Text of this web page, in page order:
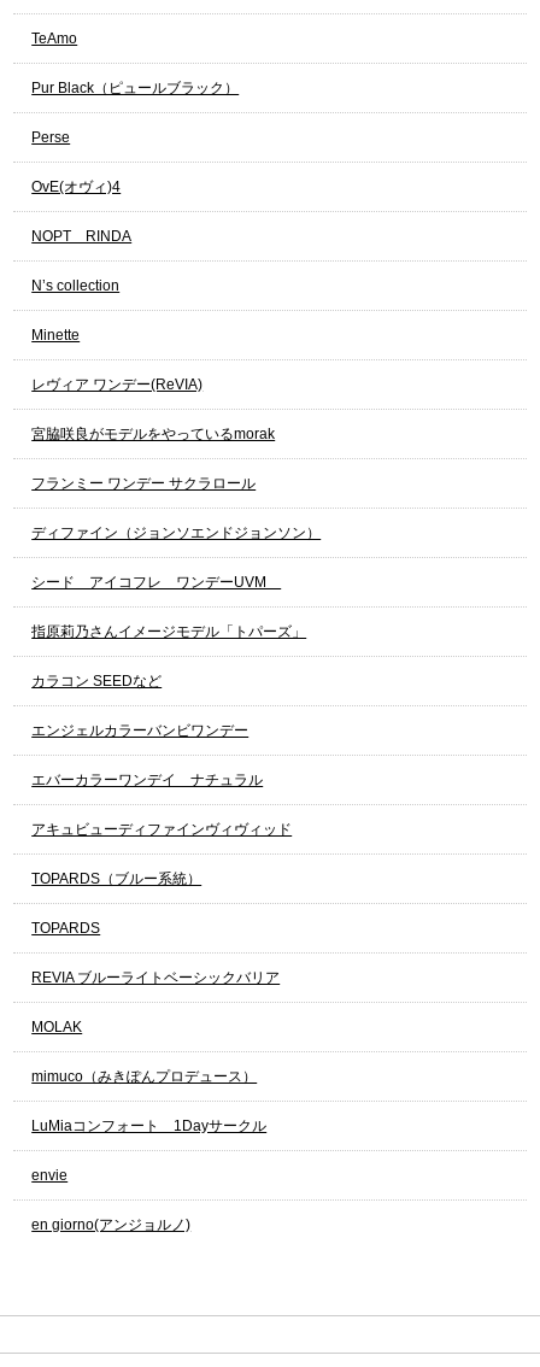
TeAmo
Pur Black（ピュールブラック）
Perse
OvE(オヴィ)4
NOPT RINDA
N’s collection
Minette
レヴィア ワンデー(ReVIA)
宮脇咲良がモデルをやっているmorak
フランミー ワンデー サクラロール
ディファイン（ジョンソエンドジョンソン）
シード アイコフレ ワンデーUVM
指原莉乃さんイメージモデル「トパーズ」
カラコン SEEDなど
エンジェルカラーバンビワンデー
エバーカラーワンデイ ナチュラル
アキュビューディファインヴィヴィッド
TOPARDS（ブルー系統）
TOPARDS
REVIA ブルーライトベーシックバリア
MOLAK
mimuco（みきぽんプロデュース）
LuMiaコンフォート 1Dayサークル
envie
en giorno(アンジョルノ)